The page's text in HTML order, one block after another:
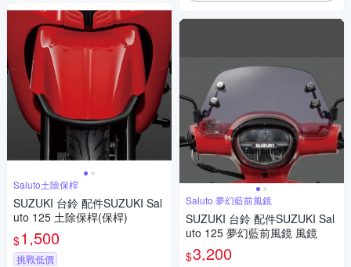
Saluto土除保桿
SUZUKI 台鈴 配件SUZUKI Sal
uto 125 土除保桿(保桿)
$1,500
挑戰低價
Saluto 夢幻藍前風鏡
SUZUKI 台鈴 配件SUZUKI Sal
uto 125 夢幻藍前風鏡 風鏡
$3,200